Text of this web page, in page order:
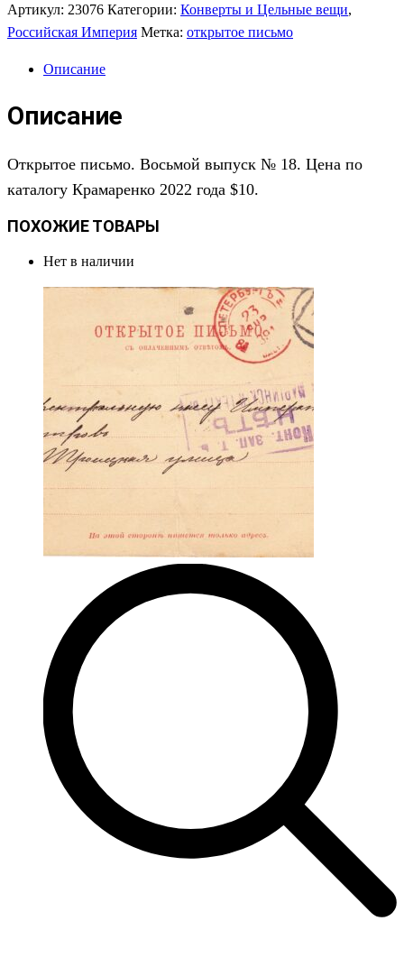
Артикул: 23076 Категории: Конверты и Цельные вещи,
Российская Империя Метка: открытое письмо
Описание
Описание
Открытое письмо. Восьмой выпуск № 18. Цена по
каталогу Крамаренко 2022 года $10.
ПОХОЖИЕ ТОВАРЫ
Нет в наличии